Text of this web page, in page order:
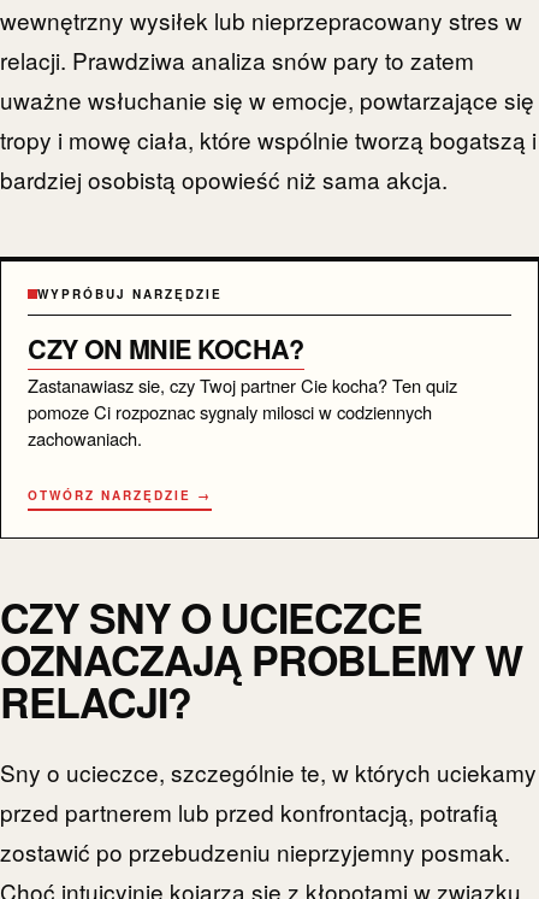
wewnętrzny wysiłek lub nieprzepracowany stres w
relacji. Prawdziwa analiza snów pary to zatem
uważne wsłuchanie się w emocje, powtarzające się
tropy i mowę ciała, które wspólnie tworzą bogatszą i
bardziej osobistą opowieść niż sama akcja.
WYPRÓBUJ NARZĘDZIE
CZY ON MNIE KOCHA?
Zastanawiasz sie, czy Twoj partner Cie kocha? Ten quiz
pomoze Ci rozpoznac sygnaly milosci w codziennych
zachowaniach.
OTWÓRZ NARZĘDZIE →
CZY SNY O UCIECZCE
OZNACZAJĄ PROBLEMY W
RELACJI?
Sny o ucieczce, szczególnie te, w których uciekamy
przed partnerem lub przed konfrontacją, potrafią
zostawić po przebudzeniu nieprzyjemny posmak.
Choć intuicyjnie kojarzą się z kłopotami w związku,